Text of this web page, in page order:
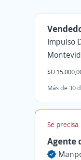
Impulso
$U
Más de 30
Se
Agente